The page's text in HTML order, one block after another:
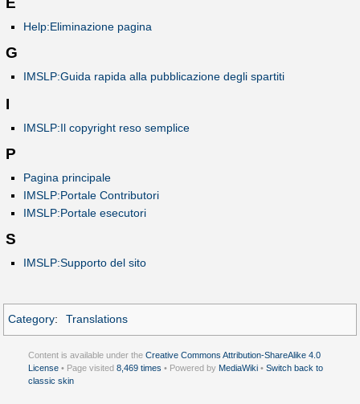
Help:Eliminazione pagina
G
IMSLP:Guida rapida alla pubblicazione degli spartiti
I
IMSLP:Il copyright reso semplice
P
Pagina principale
IMSLP:Portale Contributori
IMSLP:Portale esecutori
S
IMSLP:Supporto del sito
Category: Translations
Content is available under the Creative Commons Attribution-ShareAlike 4.0
License • Page visited 8,469 times • Powered by MediaWiki • Switch back to
classic skin